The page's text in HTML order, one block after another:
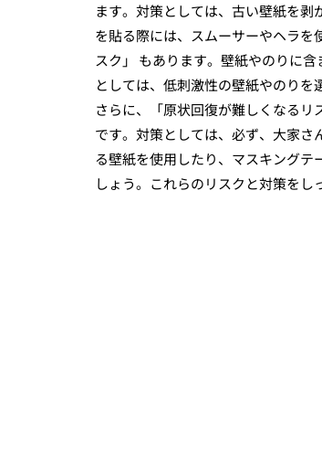
ます。対策としては、古い壁紙を
を貼る際には、スムーサーやヘラを
スク」 もあります。壁紙やのりに
としては、低刺激性の壁紙やのりを
さらに、「原状回復が難しくなる
です。対策としては、必ず、大家
る壁紙を使用したり、マスキング
しょう。これらのリスクと対策をし